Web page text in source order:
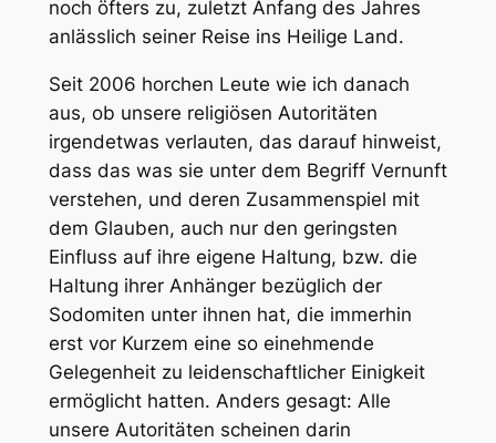
noch öfters zu, zuletzt Anfang des Jahres
anlässlich seiner Reise ins Heilige Land.
Seit 2006 horchen Leute wie ich danach
aus, ob unsere religiösen Autoritäten
irgendetwas verlauten, das darauf hinweist,
dass das was sie unter dem Begriff Vernunft
verstehen, und deren Zusammenspiel mit
dem Glauben, auch nur den geringsten
Einfluss auf ihre eigene Haltung, bzw. die
Haltung ihrer Anhänger bezüglich der
Sodomiten unter ihnen hat, die immerhin
erst vor Kurzem eine so einehmende
Gelegenheit zu leidenschaftlicher Einigkeit
ermöglicht hatten. Anders gesagt: Alle
unsere Autoritäten scheinen darin